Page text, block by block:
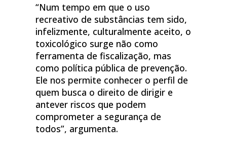
“Num tempo em que o uso
recreativo de substâncias tem sido,
infelizmente, culturalmente aceito, o
toxicológico surge não como
ferramenta de fiscalização, mas
como política pública de prevenção.
Ele nos permite conhecer o perfil de
quem busca o direito de dirigir e
antever riscos que podem
comprometer a segurança de
todos”, argumenta.